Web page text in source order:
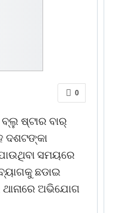
0
ବ୍ଲୁ ଷ୍ଟାର ବାର୍
ଦଶଟଙ୍କା
ସମୟରେ
ଛଡାଇ
ଅଭିଯୋଗ